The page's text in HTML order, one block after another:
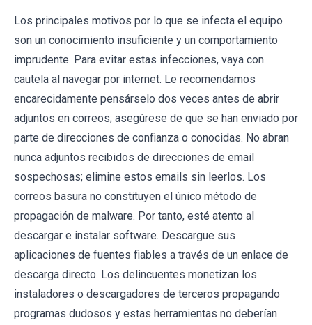
Los principales motivos por lo que se infecta el equipo
son un conocimiento insuficiente y un comportamiento
imprudente. Para evitar estas infecciones, vaya con
cautela al navegar por internet. Le recomendamos
encarecidamente pensárselo dos veces antes de abrir
adjuntos en correos; asegúrese de que se han enviado por
parte de direcciones de confianza o conocidas. No abran
nunca adjuntos recibidos de direcciones de email
sospechosas; elimine estos emails sin leerlos. Los
correos basura no constituyen el único método de
propagación de malware. Por tanto, esté atento al
descargar e instalar software. Descargue sus
aplicaciones de fuentes fiables a través de un enlace de
descarga directo. Los delincuentes monetizan los
instaladores o descargadores de terceros propagando
programas dudosos y estas herramientas no deberían